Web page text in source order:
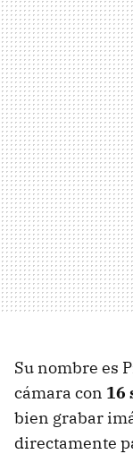
Su nombre es
cámara con 16
bien grabar
directamente